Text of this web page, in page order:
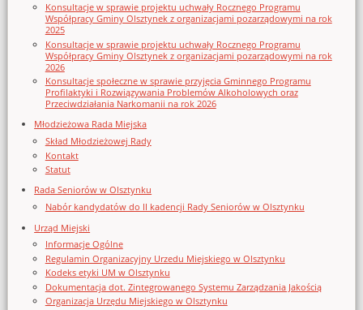
Konsultacje w sprawie projektu uchwały Rocznego Programu
Współpracy Gminy Olsztynek z organizacjami pozarządowymi na rok
2025
Konsultacje w sprawie projektu uchwały Rocznego Programu
Współpracy Gminy Olsztynek z organizacjami pozarządowymi na rok
2026
Konsultacje społeczne w sprawie przyjęcia Gminnego Programu
Profilaktyki i Rozwiązywania Problemów Alkoholowych oraz
Przeciwdziałania Narkomanii na rok 2026
Młodzieżowa Rada Miejska
Skład Młodzieżowej Rady
Kontakt
Statut
Rada Seniorów w Olsztynku
Nabór kandydatów do II kadencji Rady Seniorów w Olsztynku
Urząd Miejski
Informacje Ogólne
Regulamin Organizacyjny Urzedu Miejskiego w Olsztynku
Kodeks etyki UM w Olsztynku
Dokumentacja dot. Zintegrowanego Systemu Zarządzania Jakością
Organizacja Urzędu Miejskiego w Olsztynku